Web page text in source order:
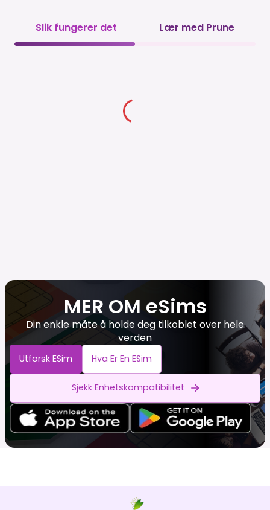
Slik fungerer det Lær med Prune
MER OM eSims
Din enkle måte å holde deg tilkoblet over hele
verden
Utforsk ESim Hva Er En ESim
Sjekk Enhetskompatibilitet